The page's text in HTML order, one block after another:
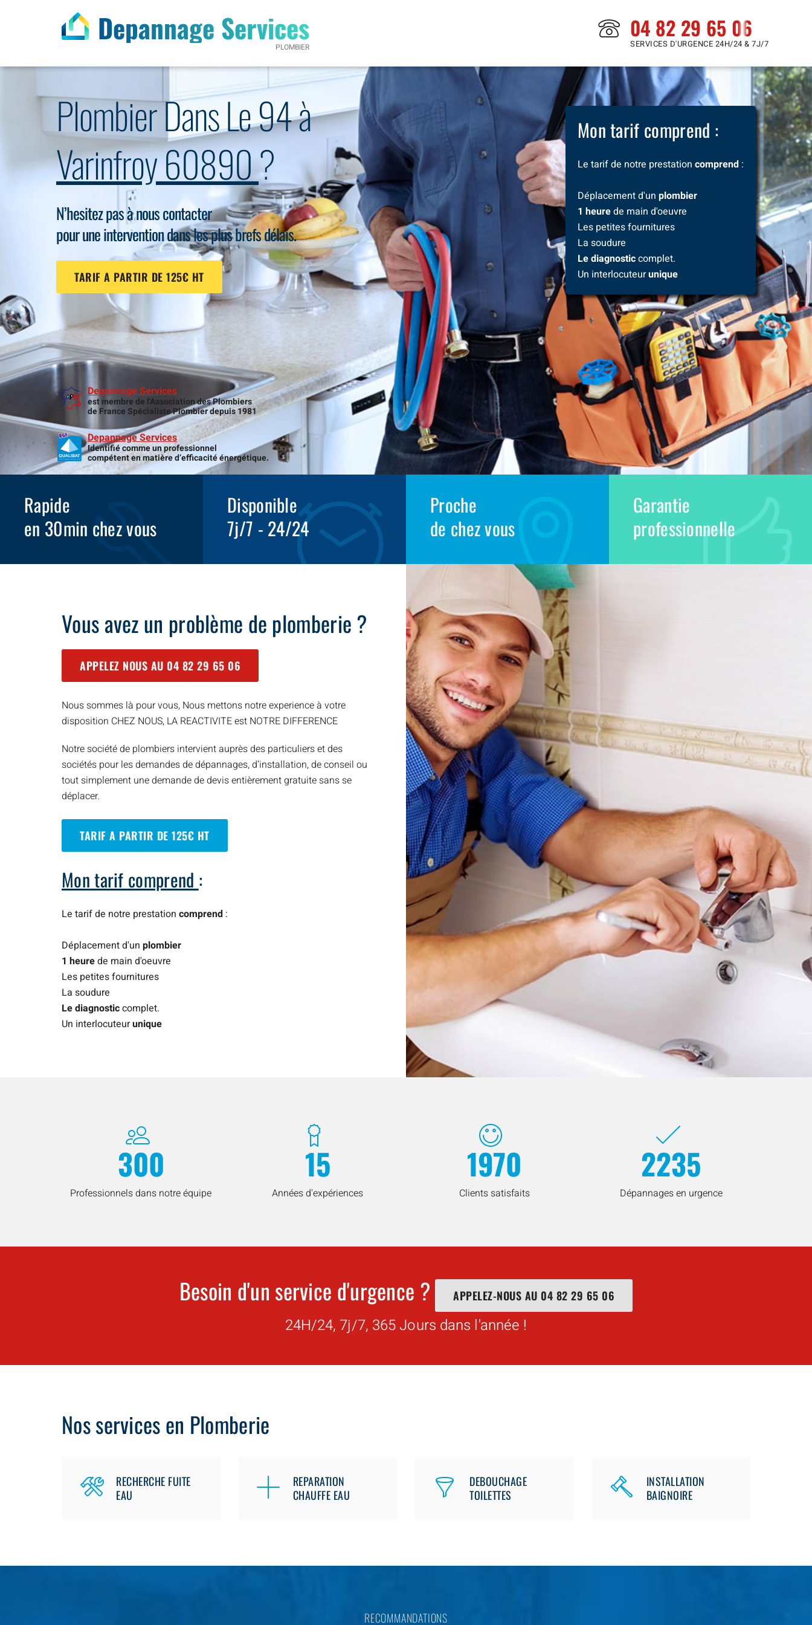
Depannage Services
PLOMBIER
04 82 29 65 06
SERVICES D'URGENCE 24H/24 & 7J/7
Mon tarif comprend :
Le tarif de notre prestation comprend :
Déplacement d'un plombier
1 heurede main d'oeuvre
Les petites fournitures
La soudure
Le diagnosticcomplet.
Un interlocuteurunique
Plombier Dans Le 94 à
Varinfroy 60890?
N’hesitez pas à nous contacter
pour une intervention dans les plus brefs délais.
TARIF A PARTIR DE 125€ HT
Depannage Services
est membre de l'Association des Plombiers
de France Spécialiste Plombier depuis 1981
Depannage Services
Identifié comme un professionnel
compétent en matière d’efficacité énergétique.
Rapide
en 30min chez vous
Disponible
7j/7 - 24/24
Proche
de chez vous
Garantie
professionnelle
Vous avez un problème de plomberie ?
APPELEZ NOUS AU 04 82 29 65 06
Nous sommes là pour vous, Nous mettons notre experience à votre
disposition CHEZ NOUS, LA REACTIVITE est NOTRE DIFFERENCE
Notre société de plombiers intervient auprès des particuliers et des
sociétés pour les demandes de dépannages, d’installation, de conseil ou
tout simplement une demande de devis entièrement gratuite sans se
déplacer.
TARIF A PARTIR DE 125€ HT
Mon tarif comprend :
Le tarif de notre prestation comprend :
Déplacement d'un plombier
1 heurede main d'oeuvre
Les petites fournitures
La soudure
Le diagnosticcomplet.
Un interlocuteurunique
300
Professionnels dans notre équipe
15
Années d'expériences
1970
Clients satisfaits
2235
Dépannages en urgence
Besoin d'un service d'urgence ? APPELEZ-NOUS AU 04 82 29 65 06
24H/24, 7j/7, 365 Jours dans l'année !
Nos services en Plomberie
RECHERCHE FUITE
EAU
REPARATION
CHAUFFE EAU
DEBOUCHAGE
TOILETTES
INSTALLATION
BAIGNOIRE
RECOMMANDATIONS